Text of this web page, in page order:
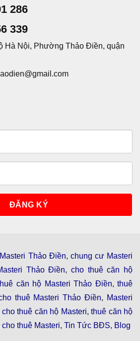
286
339
Hà Nội, Phường Thảo Điền, quận
Thảo Điền, chung cư Masteri
Thảo Điền, cho thuê căn hộ
căn hộ Masteri Thảo Điền,thuê
thuê Masteri Thảo Điền, Masteri
cho thuê căn hộ Masteri, thuê căn hộ
cho thuê Masteri, Tin Tức BĐS, Blog